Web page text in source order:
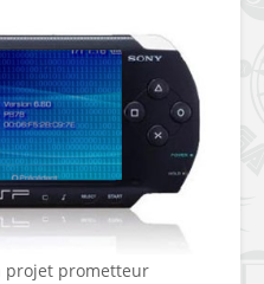
projet prometteur